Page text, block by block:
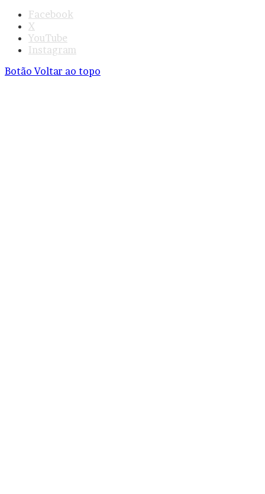
Facebook
X
YouTube
Instagram
Botão Voltar ao topo